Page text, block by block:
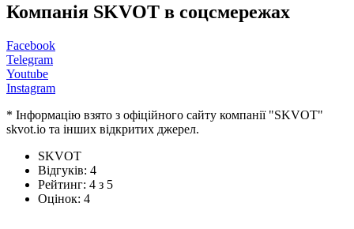
Компанія SKVOT в соцсмережах
Facebook
Telegram
Youtube
Instagram
* Інформацію взято з офіційного сайту компанії "SKVOT"
skvot.io та інших відкритих джерел.
SKVOT
Відгуків: 4
Рейтинг: 4 з 5
Оцінок: 4